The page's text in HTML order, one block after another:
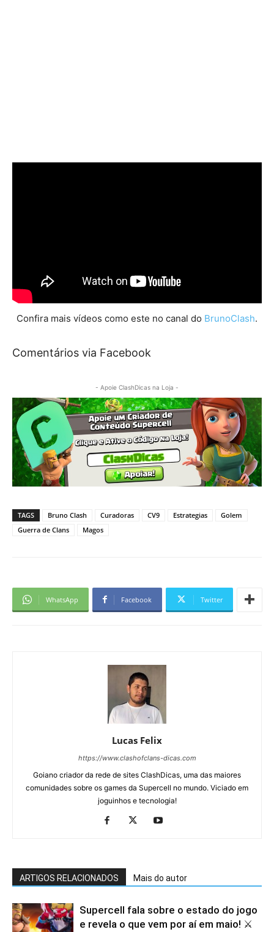
Confira mais vídeos como este no canal do BrunoClash.
Comentários via Facebook
- Apoie ClashDicas na Loja -
TAGS Bruno Clash Curadoras CV9 Estrategias
Golem
Guerra de Clans
Magos
WhatsApp Facebook Twitter
Lucas Felix
https://www.clashofclans-dicas.com
Goiano criador da rede de sites ClashDicas, uma das maiores
comunidades sobre os games da Supercell no mundo. Viciado em
joguinhos e tecnologia!
ARTIGOS RELACIONADOS Mais do autor
Supercell fala sobre o estado do jogo
e revela o que vem por aí em maio! ⚔️